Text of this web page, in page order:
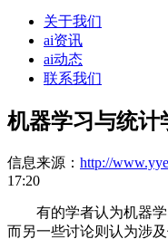
关于我们
ai资讯
ai动态
联系我们
机器学习与统计
信息来源： http://
17:20
有的学者认为机器学
而另一些讨论则认为涉